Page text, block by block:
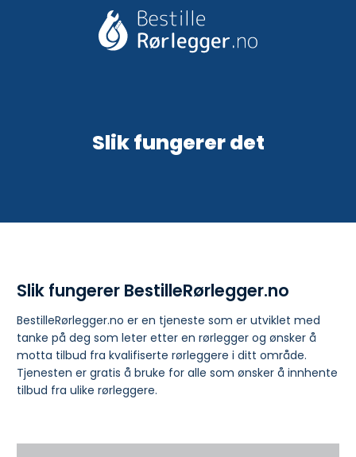
Slik fungerer det
Slik fungerer BestilleRørlegger.no
BestilleRørlegger.no er en tjeneste som er utviklet med
tanke på deg som leter etter en rørlegger og ønsker å
motta tilbud fra kvalifiserte rørleggere i ditt område.
Tjenesten er gratis å bruke for alle som ønsker å innhente
tilbud fra ulike rørleggere.